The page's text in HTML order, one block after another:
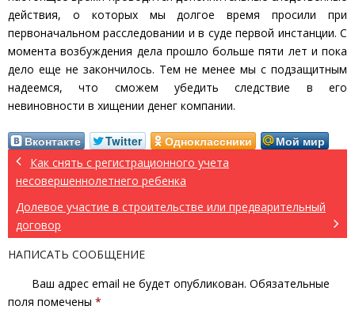
действия, о которых мы долгое время просили при
первоначальном расследовании и в суде первой инстанции. С
момента возбуждения дела прошло больше пяти лет и пока
дело еще не закончилось. Тем не менее мы с подзащитным
надеемся, что сможем убедить следствие в его
невиновности в хищении денег компании.
Вконтакте Twitter Одноклассники Мой мир
Как снять с регистрационного учета
несовершеннолетнего ребенка
Долевое участие в строительстве или предварительный
договор
НАПИСАТЬ СООБЩЕНИЕ
Ваш адрес email не будет опубликован. Обязательные
поля помечены *